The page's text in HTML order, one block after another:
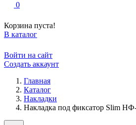
0
Корзина пуста!
В каталог
Войти на сайт
Создать аккаунт
Главная
Каталог
Накладки
Накладка под фиксатор Slim